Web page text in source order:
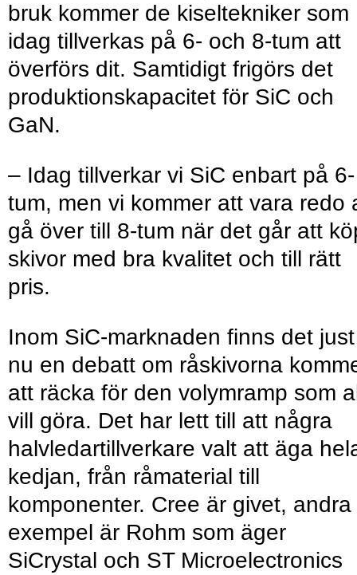
bruk kommer de kiseltekniker som
idag tillverkas på 6- och 8-tum att
överförs dit. Samtidigt frigörs det
produktionskapacitet för SiC och
GaN.
– Idag tillverkar vi SiC enbart på 6-
tum, men vi kommer att vara redo
gå över till 8-tum när det går att
skivor med bra kvalitet och till rätt
pris.
Inom SiC-marknaden finns det just
nu en debatt om råskivorna
att räcka för den volymramp som
vill göra. Det har lett till att några
halvledartillverkare valt att äga
kedjan, från råmaterial till
komponenter. Cree är givet, andra
exempel är Rohm som äger
SiCrystal och ST Microelectronics